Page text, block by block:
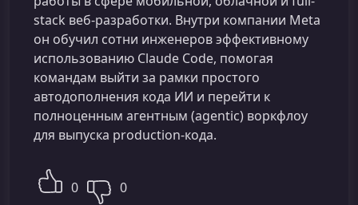
stack веб-разработки. Внутри компании Meta
он обучил сотни инженеров эффективному
использованию Claude Code, помогая
командам выйти за рамки простого
автодополнения кода ИИ и перейти к
полноценным агентным (agentic) воркфлоу
для выпуска production-кода.
0 0